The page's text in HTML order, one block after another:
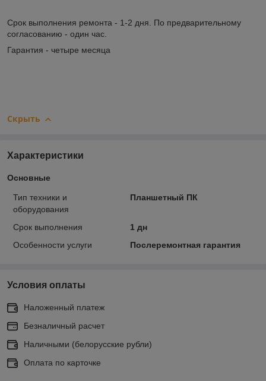
Срок выполнения ремонта - 1-2 дня. По предварительному
согласованию - один час.
Гарантия - четыре месяца
Скрыть
Характеристики
Основные
Тип техники и
оборудования
Планшетный ПК
Срок выполнения
1 дн
Особенности услуги
Послеремонтная гарантия
Условия оплаты
Наложенный платеж
Безналичный расчет
Наличными (белорусские рубли)
Оплата по карточке